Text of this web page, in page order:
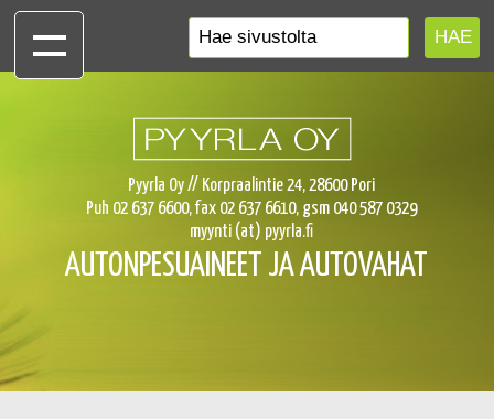
Pyyrla Oy // Korpraalintie 24, 28600 Pori
Puh 02 637 6600, fax 02 637 6610, gsm 040 587 0329
myynti (at) pyyrla.fi
AUTONPESUAINEET JA AUTOVAHAT
TEOLLISUUDEN PESUAINEET